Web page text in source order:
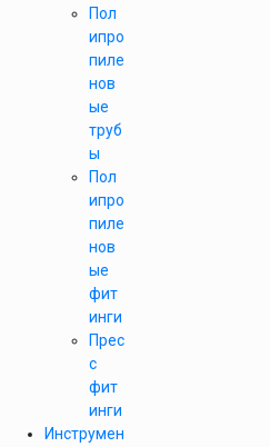
Пол
ипро
пиле
нов
ые
труб
ы
Пол
ипро
пиле
нов
ые
фит
инги
Прес
с
фит
инги
Инструмен